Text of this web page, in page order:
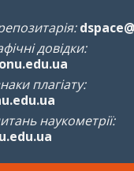
довідки:
плагіату:
наукометрії: